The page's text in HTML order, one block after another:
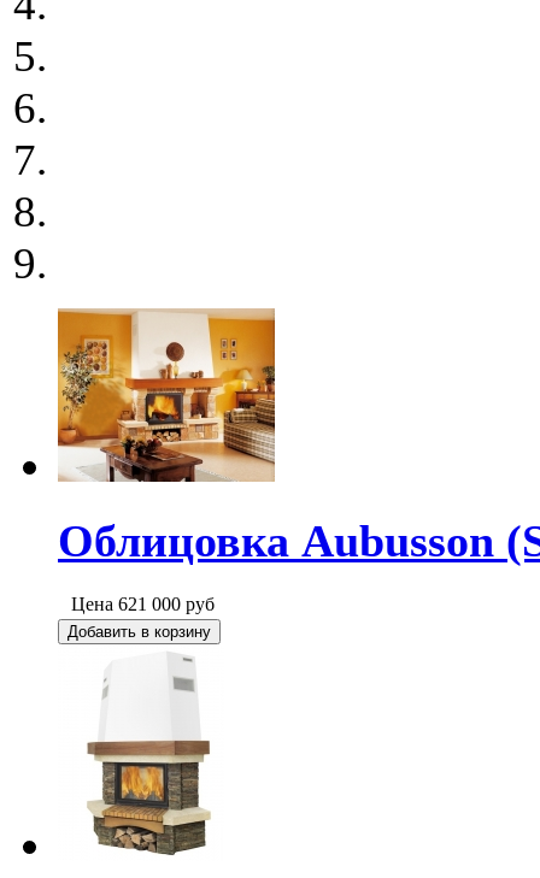
Облицовка Aubusson
Цена 621 000 руб
Добавить в корзину